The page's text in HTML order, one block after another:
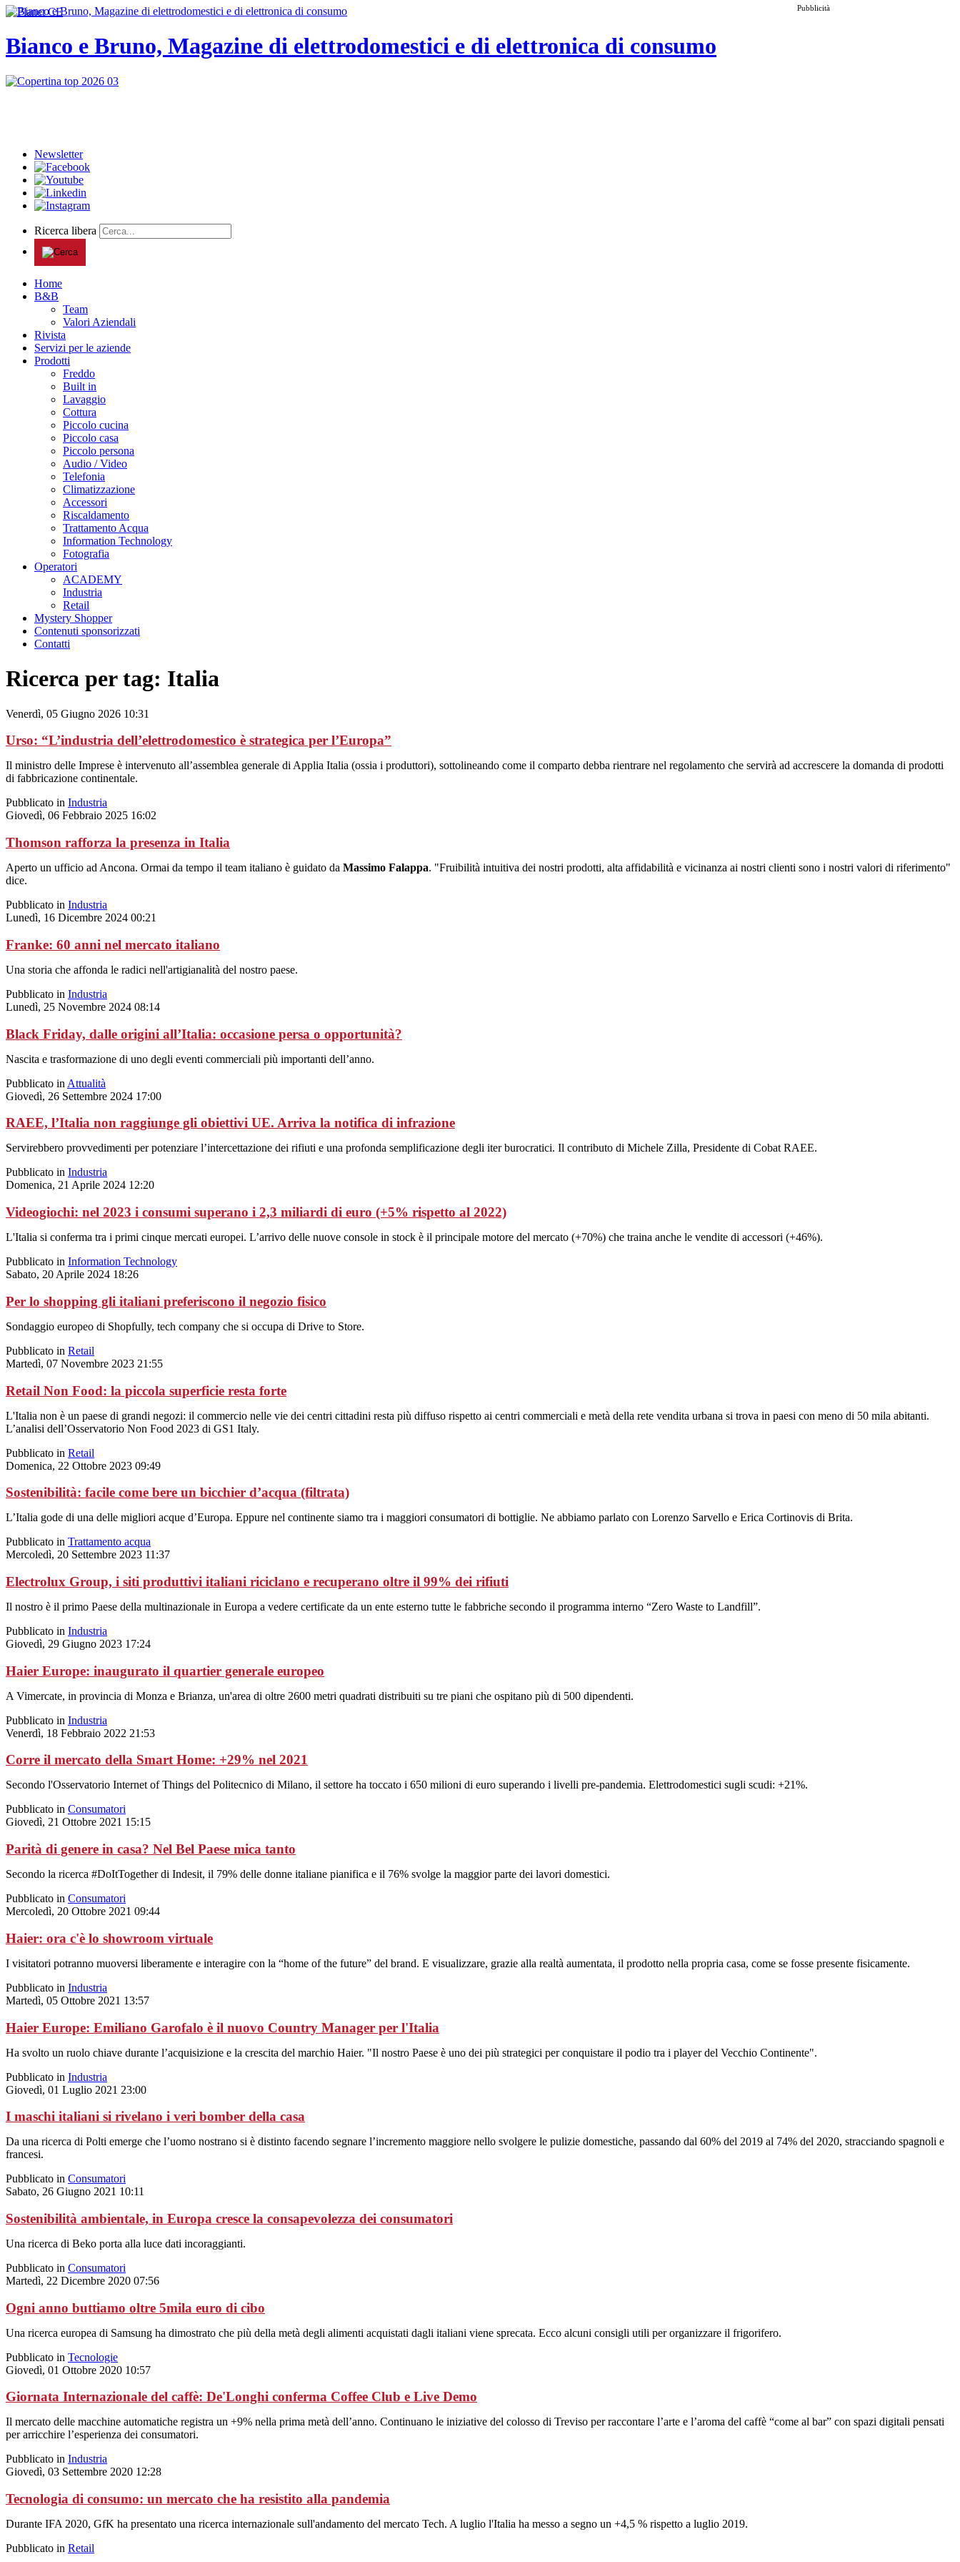
Pubblicità
Bianco e Bruno, Magazine di elettrodomestici e di elettronica di consumo
Newsletter
Ricerca libera
Home
B&B
Team
Valori Aziendali
Rivista
Servizi per le aziende
Prodotti
Freddo
Built in
Lavaggio
Cottura
Piccolo cucina
Piccolo casa
Piccolo persona
Audio / Video
Telefonia
Climatizzazione
Accessori
Riscaldamento
Trattamento Acqua
Information Technology
Fotografia
Operatori
ACADEMY
Industria
Retail
Mystery Shopper
Contenuti sponsorizzati
Contatti
Ricerca per tag: Italia
Venerdì, 05 Giugno 2026 10:31
Urso: “L’industria dell’elettrodomestico è strategica per l’Europa”
Il ministro delle Imprese è intervenuto all’assemblea generale di Applia Italia (ossia i produttori), sottolineando come il comparto debba rientrare nel regolamento che servirà ad accrescere la domanda di prodotti
di fabbricazione continentale.
Pubblicato in Industria
Giovedì, 06 Febbraio 2025 16:02
Thomson rafforza la presenza in Italia
Aperto un ufficio ad Ancona. Ormai da tempo il team italiano è guidato da Massimo Falappa. "Fruibilità intuitiva dei nostri prodotti, alta affidabilità e vicinanza ai nostri clienti sono i nostri valori di riferimento"
dice.
Pubblicato in Industria
Lunedì, 16 Dicembre 2024 00:21
Franke: 60 anni nel mercato italiano
Una storia che affonda le radici nell'artigianalità del nostro paese.
Pubblicato in Industria
Lunedì, 25 Novembre 2024 08:14
Black Friday, dalle origini all’Italia: occasione persa o opportunità?
Nascita e trasformazione di uno degli eventi commerciali più importanti dell’anno.
Pubblicato in Attualità
Giovedì, 26 Settembre 2024 17:00
RAEE, l’Italia non raggiunge gli obiettivi UE. Arriva la notifica di infrazione
Servirebbero provvedimenti per potenziare l’intercettazione dei rifiuti e una profonda semplificazione degli iter burocratici. Il contributo di Michele Zilla, Presidente di Cobat RAEE.
Pubblicato in Industria
Domenica, 21 Aprile 2024 12:20
Videogiochi: nel 2023 i consumi superano i 2,3 miliardi di euro (+5% rispetto al 2022)
L'Italia si conferma tra i primi cinque mercati europei. L’arrivo delle nuove console in stock è il principale motore del mercato (+70%) che traina anche le vendite di accessori (+46%).
Pubblicato in Information Technology
Sabato, 20 Aprile 2024 18:26
Per lo shopping gli italiani preferiscono il negozio fisico
Sondaggio europeo di Shopfully, tech company che si occupa di Drive to Store.
Pubblicato in Retail
Martedì, 07 Novembre 2023 21:55
Retail Non Food: la piccola superficie resta forte
L'Italia non è un paese di grandi negozi: il commercio nelle vie dei centri cittadini resta più diffuso rispetto ai centri commerciali e metà della rete vendita urbana si trova in paesi con meno di 50 mila abitanti.
L’analisi dell’Osservatorio Non Food 2023 di GS1 Italy.
Pubblicato in Retail
Domenica, 22 Ottobre 2023 09:49
Sostenibilità: facile come bere un bicchier d’acqua (filtrata)
L’Italia gode di una delle migliori acque d’Europa. Eppure nel continente siamo tra i maggiori consumatori di bottiglie. Ne abbiamo parlato con Lorenzo Sarvello e Erica Cortinovis di Brita.
Pubblicato in Trattamento acqua
Mercoledì, 20 Settembre 2023 11:37
Electrolux Group, i siti produttivi italiani riciclano e recuperano oltre il 99% dei rifiuti
Il nostro è il primo Paese della multinazionale in Europa a vedere certificate da un ente esterno tutte le fabbriche secondo il programma interno “Zero Waste to Landfill”.
Pubblicato in Industria
Giovedì, 29 Giugno 2023 17:24
Haier Europe: inaugurato il quartier generale europeo
A Vimercate, in provincia di Monza e Brianza, un'area di oltre 2600 metri quadrati distribuiti su tre piani che ospitano più di 500 dipendenti.
Pubblicato in Industria
Venerdì, 18 Febbraio 2022 21:53
Corre il mercato della Smart Home: +29% nel 2021
Secondo l'Osservatorio Internet of Things del Politecnico di Milano, il settore ha toccato i 650 milioni di euro superando i livelli pre-pandemia. Elettrodomestici sugli scudi: +21%.
Pubblicato in Consumatori
Giovedì, 21 Ottobre 2021 15:15
Parità di genere in casa? Nel Bel Paese mica tanto
Secondo la ricerca #DoItTogether di Indesit, il 79% delle donne italiane pianifica e il 76% svolge la maggior parte dei lavori domestici.
Pubblicato in Consumatori
Mercoledì, 20 Ottobre 2021 09:44
Haier: ora c'è lo showroom virtuale
I visitatori potranno muoversi liberamente e interagire con la “home of the future” del brand. E visualizzare, grazie alla realtà aumentata, il prodotto nella propria casa, come se fosse presente fisicamente.
Pubblicato in Industria
Martedì, 05 Ottobre 2021 13:57
Haier Europe: Emiliano Garofalo è il nuovo Country Manager per l'Italia
Ha svolto un ruolo chiave durante l’acquisizione e la crescita del marchio Haier. "Il nostro Paese è uno dei più strategici per conquistare il podio tra i player del Vecchio Continente".
Pubblicato in Industria
Giovedì, 01 Luglio 2021 23:00
I maschi italiani si rivelano i veri bomber della casa
Da una ricerca di Polti emerge che l’uomo nostrano si è distinto facendo segnare l’incremento maggiore nello svolgere le pulizie domestiche, passando dal 60% del 2019 al 74% del 2020, stracciando spagnoli e
francesi.
Pubblicato in Consumatori
Sabato, 26 Giugno 2021 10:11
Sostenibilità ambientale, in Europa cresce la consapevolezza dei consumatori
Una ricerca di Beko porta alla luce dati incoraggianti.
Pubblicato in Consumatori
Martedì, 22 Dicembre 2020 07:56
Ogni anno buttiamo oltre 5mila euro di cibo
Una ricerca europea di Samsung ha dimostrato che più della metà degli alimenti acquistati dagli italiani viene sprecata. Ecco alcuni consigli utili per organizzare il frigorifero.
Pubblicato in Tecnologie
Giovedì, 01 Ottobre 2020 10:57
Giornata Internazionale del caffè: De'Longhi conferma Coffee Club e Live Demo
Il mercato delle macchine automatiche registra un +9% nella prima metà dell’anno. Continuano le iniziative del colosso di Treviso per raccontare l’arte e l’aroma del caffè “come al bar” con spazi digitali pensati
per arricchire l’esperienza dei consumatori.
Pubblicato in Industria
Giovedì, 03 Settembre 2020 12:28
Tecnologia di consumo: un mercato che ha resistito alla pandemia
Durante IFA 2020, GfK ha presentato una ricerca internazionale sull'andamento del mercato Tech. A luglio l'Italia ha messo a segno un +4,5 % rispetto a luglio 2019.
Pubblicato in Retail